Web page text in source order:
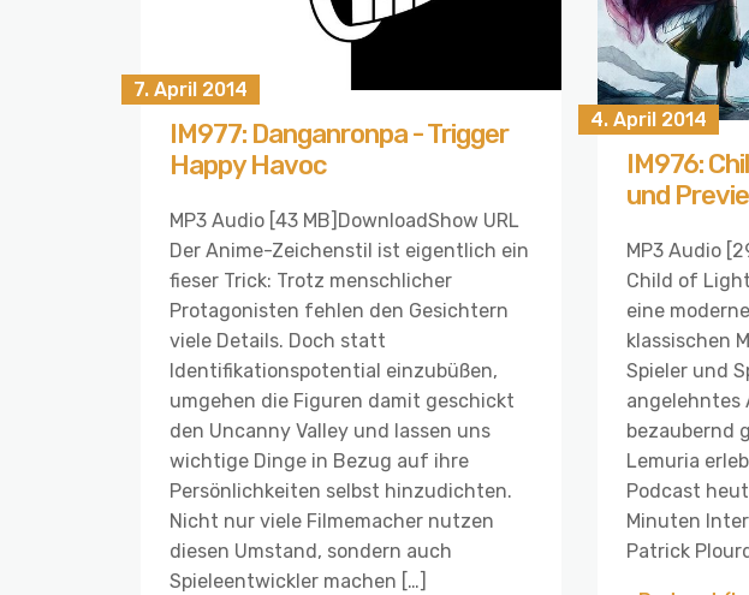
7. April 2014
IM977: Danganronpa - Trigger
Happy Havoc
MP3 Audio [43 MB]DownloadShow URL
Der Anime-Zeichenstil ist eigentlich ein
fieser Trick: Trotz menschlicher
Protagonisten fehlen den Gesichtern
viele Details. Doch statt
Identifikationspotential einzubüßen,
umgehen die Figuren damit geschickt
den Uncanny Valley und lassen uns
wichtige Dinge in Bezug auf ihre
Persönlichkeiten selbst hinzudichten.
Nicht nur viele Filmemacher nutzen
diesen Umstand, sondern auch
Spieleentwickler machen […]
4. April 2014
IM976:
und
MP3 Audio
Child of
eine
klassischen
Spieler und
angelehntes
bezaubernd
Lemuria
Podcast
Minuten
Patrick